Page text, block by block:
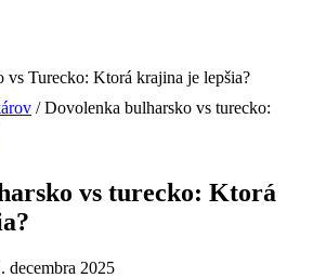
/ Dovolenka bulharsko vs turecko:
vs turecko: Ktorá
decembra 2025